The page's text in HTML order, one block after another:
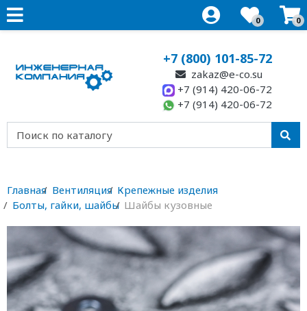
0 0
+7 (800) 101-85-72
zakaz@e-co.su
+7 (914) 420-06-72
+7 (914) 420-06-72
Главная Вентиляция Крепежные изделия
Болты, гайки, шайбы Шайбы кузовные